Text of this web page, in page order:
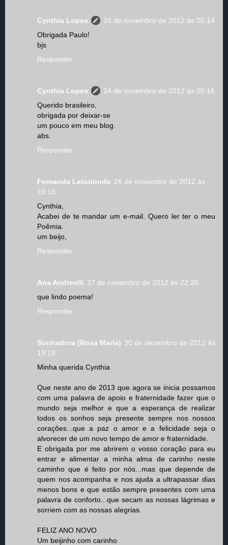
Cynthia Lopes
24 de novembro de 2012 às 05:14
Obrigada Paulo!
bjs
Responder
Cynthia Lopes
24 de novembro de 2012 às 05:16
Querido brasileiro,
obrigada por deixar-se
um pouco em meu blog.
abs.
Responder
Fernanda Leturiondo 26 de novembro de 2012 às
10:16
Cynthia,
Acabei de te mandar um e-mail. Quero ler ter o meu
Poêmia.
um beijo,
Responder
Ana Andreolli 27 de novembro de 2012 às 22:20
que lindo poema!
Responder
Sonhadora (Rosa Maria) 30 de dezembro de 2012 às
19:18
Minha querida Cynthia
Que neste ano de 2013 que agora se inicia possamos
com uma palavra de apoio e fraternidade fazer que o
mundo seja melhor e que a esperança de realizar
todos os sonhos seja presente sempre nos nossos
corações...que a paz o amor e a felicidade seja o
alvorecer de um novo tempo de amor e fraternidade.
E obrigada por me abrirem o vosso coração para eu
entrar e alimentar a minha alma de carinho neste
caminho que é feito por nós...mas que depende de
quem nos acompanha e nos ajuda a ultrapassar dias
menos bons e que estão sempre presentes com uma
palavra de conforto...que secam as nossas lágrimas e
sorriem com as nossas alegrias.
FELIZ ANO NOVO
Um beijinho com carinho